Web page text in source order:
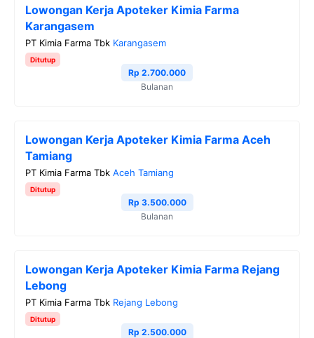
Lowongan Kerja Apoteker Kimia Farma
Karangasem
PT Kimia Farma Tbk Karangasem
Ditutup
Rp 2.700.000
Bulanan
Lowongan Kerja Apoteker Kimia Farma Aceh
Tamiang
PT Kimia Farma Tbk Aceh Tamiang
Ditutup
Rp 3.500.000
Bulanan
Lowongan Kerja Apoteker Kimia Farma Rejang
Lebong
PT Kimia Farma Tbk Rejang Lebong
Ditutup
Rp 2.500.000